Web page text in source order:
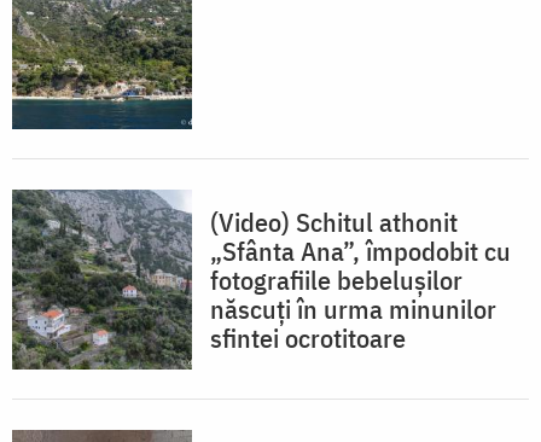
(Video) Schitul athonit
„Sfânta Ana”, împodobit cu
fotografiile bebelușilor
născuți în urma minunilor
sfintei ocrotitoare